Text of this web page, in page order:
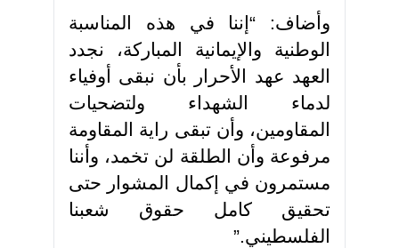
وأضاف: “إننا في هذه المناسبة
الوطنية والإيمانية المباركة، نجدد
العهد عهد الأحرار بأن نبقى أوفياء
لدماء الشهداء ولتضحيات
المقاومين، وأن تبقى راية المقاومة
مرفوعة وأن الطلقة لن تخمد، وأننا
مستمرون في إكمال المشوار حتى
تحقيق كامل حقوق شعبنا
الفلسطيني.”